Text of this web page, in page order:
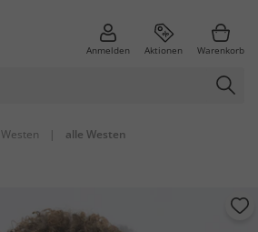
Anmelden Aktionen Warenkorb
Westen | alle Westen